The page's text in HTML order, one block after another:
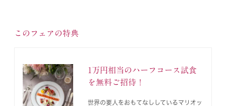
このフェアの特典
1万円相当のハーフコース試食
を無料ご招待！
世界の要人をおもてなししているマリオッ